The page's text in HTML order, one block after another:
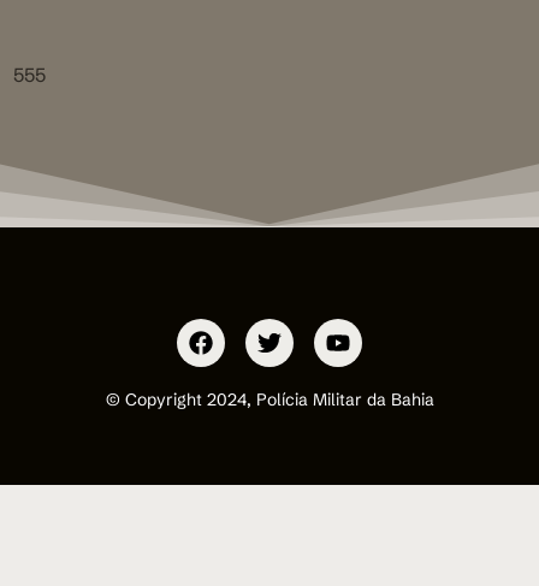
555
© Copyright 2024, Polícia Militar da Bahia